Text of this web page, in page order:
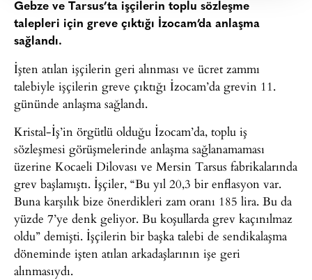
Gebze ve Tarsus’ta işçilerin toplu sözleşme
talepleri için greve çıktığı İzocam’da anlaşma
sağlandı.
İşten atılan işçilerin geri alınması ve ücret zammı
talebiyle işçilerin greve çıktığı İzocam’da grevin 11.
gününde anlaşma sağlandı.
Kristal-İş’in örgütlü olduğu İzocam’da, toplu iş
sözleşmesi görüşmelerinde anlaşma sağlanamaması
üzerine Kocaeli Dilovası ve Mersin Tarsus fabrikalarında
grev başlamıştı. İşçiler, “Bu yıl 20,3 bir enflasyon var.
Buna karşılık bize önerdikleri zam oranı 185 lira. Bu da
yüzde 7’ye denk geliyor. Bu koşullarda grev kaçınılmaz
oldu” demişti. İşçilerin bir başka talebi de sendikalaşma
döneminde işten atılan arkadaşlarının işe geri
alınmasıydı.